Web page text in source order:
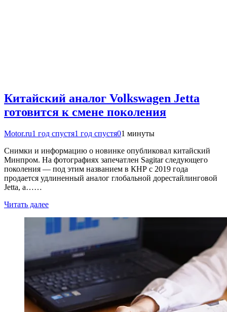
Китайский аналог Volkswagen Jetta
готовится к смене поколения
Motor.ru1 год спустя1 год спустя01 минуты
Снимки и информацию о новинке опубликовал китайский
Минпром. На фотографиях запечатлен Sagitar следующего
поколения — под этим названием в КНР с 2019 года
продается удлиненный аналог глобальной дорестайлинговой
Jetta, а……
Читать далее